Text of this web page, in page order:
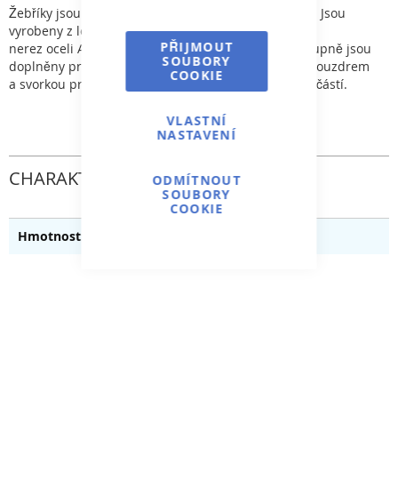
PŘIJMOUT
SOUBORY
COOKIE
VLASTNÍ
NASTAVENÍ
ODMÍTNOUT
SOUBORY
COOKIE
Žebříky jsou určeny pro privátní a komerční bazény. Jsou
vyrobeny z leštěné
nerez oceli AISI 304 (AISI 316) o průměru 43 mm. Stupně jsou
doplněny protiskluz. nášlapy. Kotvení se dodává s pouzdrem
a svorkou pro uzemnění. Opěrné klouby nejsou součástí.
CHARAKTERISTICKÝ